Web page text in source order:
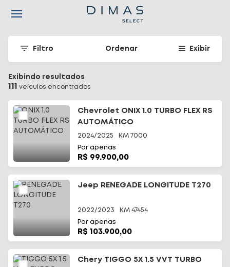
Filtro Ordenar Exibir
Exibindo resultados
111 veículos encontrados
Chevrolet ONIX 1.0 TURBO FLEX RS
AUTOMÁTICO
2024/2025 KM 7000
Por apenas
R$ 99.900,00
Jeep RENEGADE LONGITUDE T270
2022/2023 KM 47454
Por apenas
R$ 103.900,00
Chery TIGGO 5X 1.5 VVT TURBO
Navigated to Seu carro seminovo em Santa Catarina -